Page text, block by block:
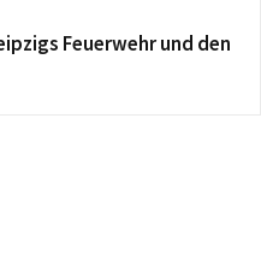
Feuerwehr und den